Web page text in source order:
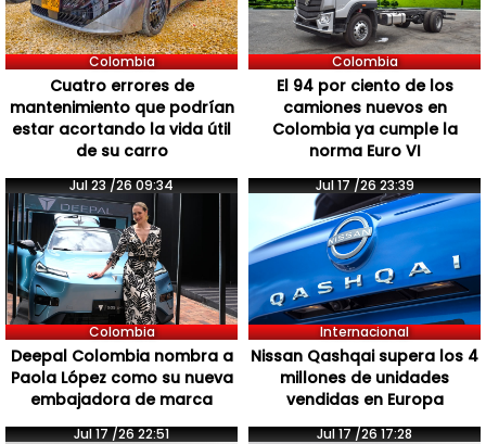
Colombia
Cuatro errores de
mantenimiento que podrían
estar acortando la vida útil
de su carro
Colombia
El 94 por ciento de los
camiones nuevos en
Colombia ya cumple la
norma Euro VI
Jul 23 /26 09:34
Colombia
Deepal Colombia nombra a
Paola López como su nueva
embajadora de marca
Jul 17 /26 23:39
Internacional
Nissan Qashqai supera los 4
millones de unidades
vendidas en Europa
Jul 17 /26 22:51 Jul 17 /26 17:28